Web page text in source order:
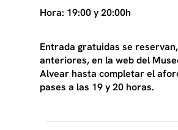
Hora: 19:00 y 20:00h
Entrada gratuidas se
anteriores, en la web del
Alvear hasta completar el
pases a las 19 y 20 horas.